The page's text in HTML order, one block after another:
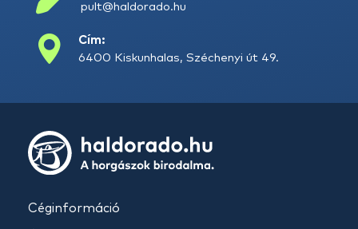
pult@haldorado.hu
Cím:
6400 Kiskunhalas, Széchenyi út 49.
Céginformáció